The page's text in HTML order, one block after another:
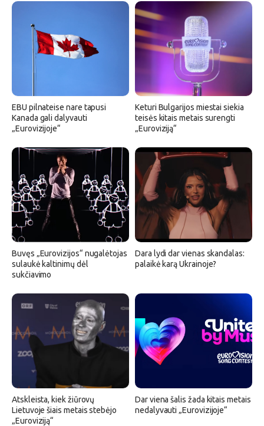
EBU pilnateise nare tapusi
Kanada gali dalyvauti
„Eurovizijoje“
Keturi Bulgarijos miestai siekia
teisės kitais metais surengti
„Euroviziją“
Buvęs „Eurovizijos“ nugalėtojas
sulaukė kaltinimų dėl
sukčiavimo
Dara lydi dar vienas skandalas:
palaikė karą Ukrainoje?
Atskleista, kiek žiūrovų
Lietuvoje šiais metais stebėjo
„Euroviziją“
Dar viena šalis žada kitais metais
nedalyvauti „Eurovizijoje“